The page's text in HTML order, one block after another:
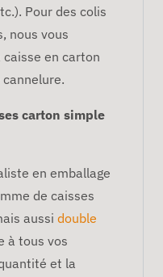
Pour des colis
nous vous
caisse en carton
carton simple
en emballage
de caisses
aussi double
à tous vos
et la